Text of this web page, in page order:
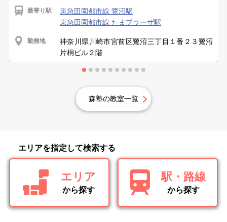
最寄り駅
東急田園都市線 鷺沼駅
東急田園都市線 たまプラーザ駅
勤務地
神奈川県川崎市宮前区鷺沼三丁目１番２３鷺沼
片桐ビル２階
森塾の教室一覧
エリアを指定して検索する
エリア
から探す
駅・路線
から探す